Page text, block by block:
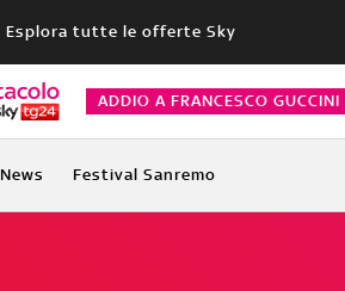
Esplora tutte le offerte Sky
ADDIO A FRANCESCO GUCCINI
News Festival Sanremo